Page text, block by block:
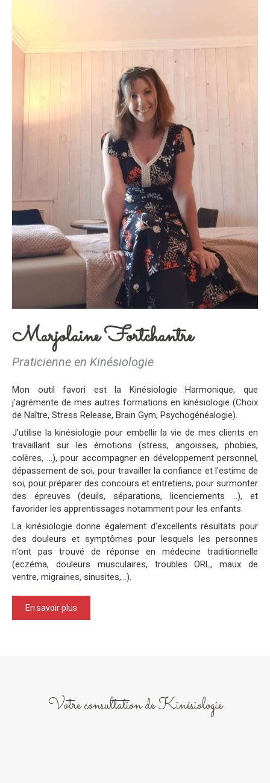
Marjolaine Fortchantre
Praticienne en Kinésiologie
Mon outil favori est la Kinésiologie Harmonique, que
j'agrémente de mes autres formations en kinésiologie (Choix
de Naître, Stress Release, Brain Gym, Psychogénéalogie).
J'utilise la kinésiologie pour embellir la vie de mes clients en
travaillant sur les émotions (stress, angoisses, phobies,
colères, ...), pour accompagner en développement personnel,
dépassement de soi, pour travailler la confiance et l'estime de
soi, pour préparer des concours et entretiens, pour surmonter
des épreuves (deuils, séparations, licenciements ...), et
favorider les apprentissages notamment pour les enfants.
La kinésiologie donne également d'excellents résultats pour
des douleurs et symptômes pour lesquels les personnes
n'ont pas trouvé de réponse en médecine traditionnelle
(eczéma, douleurs musculaires, troubles ORL, maux de
ventre, migraines, sinusites,...).
En savoir plus
Votre consultation de Kinésiologie